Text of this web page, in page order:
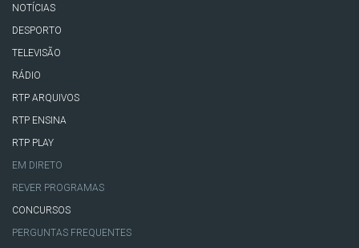
NOTÍCIAS
DESPORTO
TELEVISÃO
RÁDIO
RTP ARQUIVOS
RTP ENSINA
RTP PLAY
EM DIRETO
REVER PROGRAMAS
CONCURSOS
PERGUNTAS FREQUENTES